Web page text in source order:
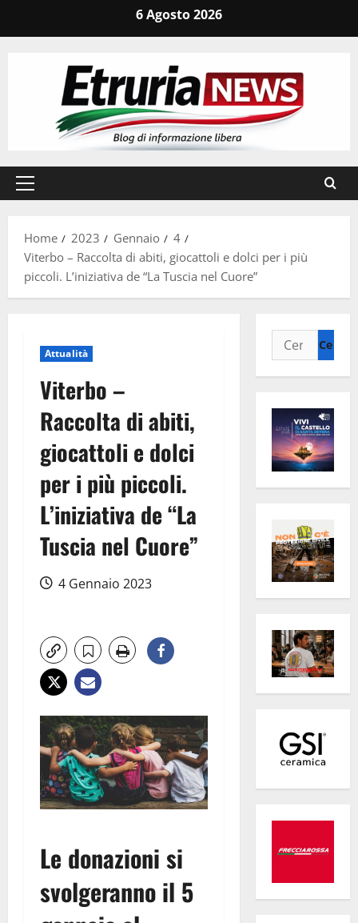
6 Agosto 2026
Menu
Home
2023 Gennaio
4
Viterbo – Raccolta di abiti, giocattoli e dolci per i più
piccoli. L’iniziativa de “La Tuscia nel Cuore”
Attualità
Viterbo –
Raccolta di abiti,
giocattoli e dolci
per i più piccoli.
L’iniziativa de “La
Tuscia nel Cuore”
4 Gennaio 2023
Le donazioni si
svolgeranno il 5
Ricerca
per: